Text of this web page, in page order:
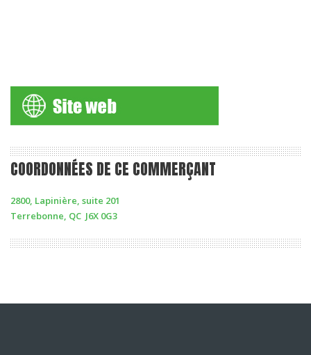
COORDONNÉES DE CE COMMERÇANT
2800, Lapinière, suite 201
Terrebonne, QC J6X 0G3